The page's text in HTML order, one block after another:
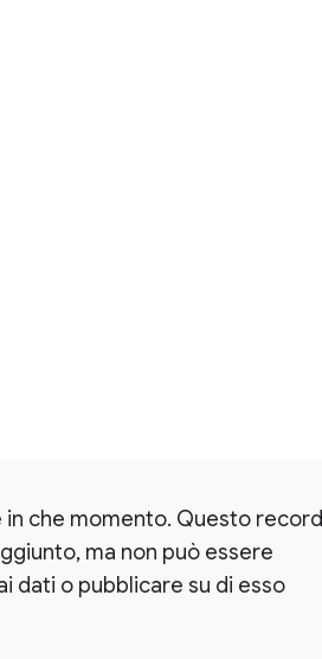
che momento. Questo record
ma non può essere
dati o pubblicare su di esso